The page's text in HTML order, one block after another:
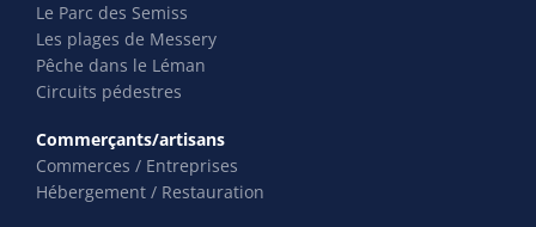
Le Parc des Semiss
Les plages de Messery
Pêche dans le Léman
Circuits pédestres
Commerçants/artisans
Commerces / Entreprises
Hébergement / Restauration